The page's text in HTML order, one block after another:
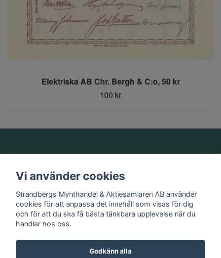
Elektriska AB Chr. Bergh & C:o, 50 kr
100 kr
Information
Sociala medier
Vi använder cookies
Strandbergs Mynthandel & Aktiesamlaren AB använder
cookies för att anpassa det innehåll som visas för dig
och för att du ska få bästa tänkbara upplevelse när du
handlar hos oss.
Godkänn alla